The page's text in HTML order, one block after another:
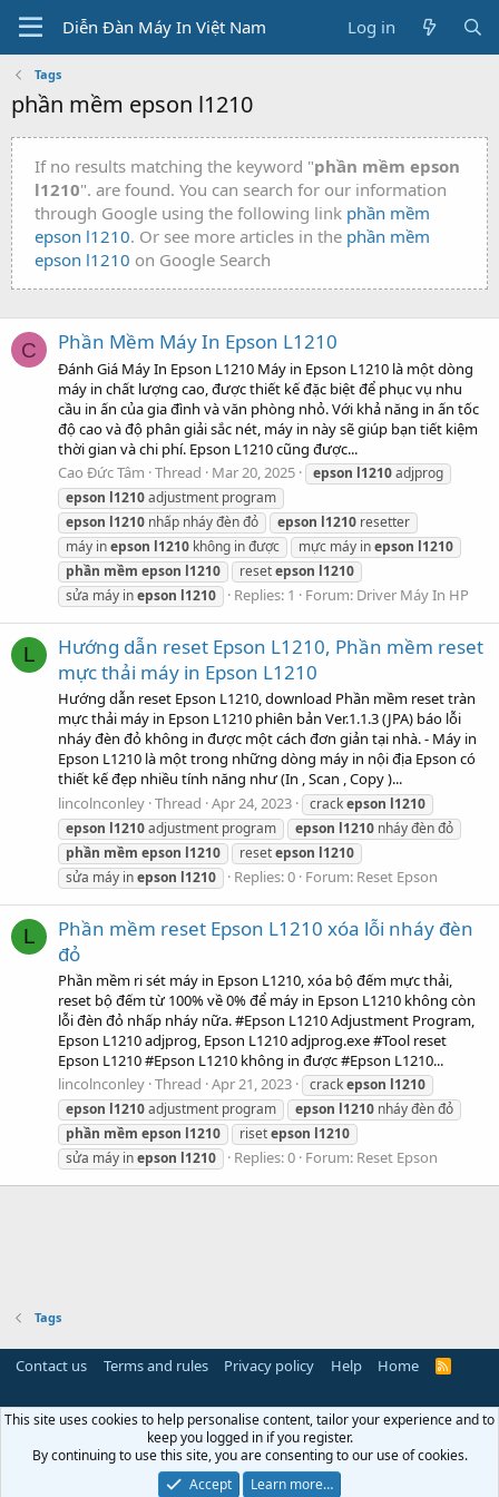
Diễn Đàn Máy In Việt Nam Log in
Tags
phần mềm epson l1210
If no results matching the keyword "phần mềm epson
l1210". are found. You can search for our information
through Google using the following link phần mềm
epson l1210. Or see more articles in the phần mềm
epson l1210 on Google Search
C Phần Mềm Máy In Epson L1210
Đánh Giá Máy In Epson L1210 Máy in Epson L1210 là một dòng
máy in chất lượng cao, được thiết kế đặc biệt để phục vụ nhu
cầu in ấn của gia đình và văn phòng nhỏ. Với khả năng in ấn tốc
độ cao và độ phân giải sắc nét, máy in này sẽ giúp bạn tiết kiệm
thời gian và chi phí. Epson L1210 cũng được...
Cao Ðức Tâm Thread Mar 20, 2025 epson l1210adjprog
epson l1210adjustment program
epson l1210 nhấp nháy đèn đỏ epson l1210 resetter
máy inepson l1210 không in được mực máy inepson l1210
phần mềm epson l1210 resetepson l1210
sửa máy inepson l1210 Replies: 1 Forum: Driver Máy In HP
L
Hướng dẫn reset Epson L1210, Phần mềm reset
mực thải máy in Epson L1210
Hướng dẫn reset Epson L1210, download Phần mềm reset tràn
mực thải máy in Epson L1210 phiên bản Ver.1.1.3 (JPA) báo lỗi
nháy đèn đỏ không in được một cách đơn giản tại nhà. - Máy in
Epson L1210 là một trong những dòng máy in nội địa Epson có
thiết kế đẹp nhiều tính năng như (In , Scan , Copy )...
lincolnconley Thread Apr 24, 2023 crackepson l1210
epson l1210adjustment program epson l1210 nháy đèn đỏ
phần mềm epson l1210 resetepson l1210
sửa máy inepson l1210 Replies: 0 Forum: Reset Epson
L
Phần mềm reset Epson L1210 xóa lỗi nháy đèn
đỏ
Phần mềm ri sét máy in Epson L1210, xóa bộ đếm mực thải,
reset bộ đếm từ 100% về 0% để máy in Epson L1210 không còn
lỗi đèn đỏ nhấp nháy nữa. #Epson L1210 Adjustment Program,
Epson L1210 adjprog, Epson L1210 adjprog.exe #Tool reset
Epson L1210 #Epson L1210 không in được #Epson L1210...
lincolnconley Thread Apr 21, 2023 crackepson l1210
epson l1210adjustment program epson l1210 nháy đèn đỏ
phần mềm epson l1210 risetepson l1210
sửa máy inepson l1210 Replies: 0 Forum: Reset Epson
Tags
Contact us Terms and rules Privacy policy Help Home
R
This site uses cookies to help personalise content, tailor your experience and to
keep you logged in if you register.
By continuing to use this site, you are consenting to our use of cookies.
Accept
Learn more…